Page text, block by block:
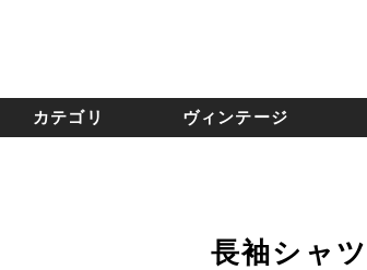
カテゴリ ヴィンテージ
長袖シャツ